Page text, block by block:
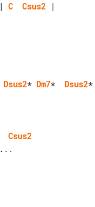
C Csus2 |
Dsus2* Dm7* Dsus2*
Csus2